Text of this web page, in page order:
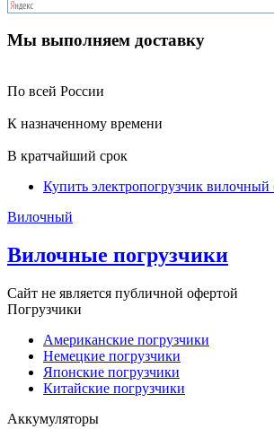
Мы выполняем доставку
По всей России
К назначенному времени
В кратчайший срок
Купить электропогрузчик вилочный
Вилочный
Вилочные погрузчики
Сайт не является публичной офертой
Погрузчики
Американские погрузчики
Немецкие погрузчики
Японские погрузчики
Китайские погрузчики
Аккумуляторы